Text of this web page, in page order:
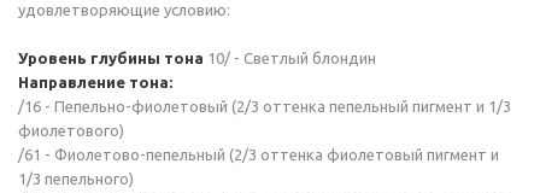
удовлетворяющие условию:
Уровень глубины тона 10/ - Светлый блондин
Направление тона:
/16 - Пепельно-фиолетовый (2/3 оттенка пепельный пигмент и 1/3
фиолетового)
/61 - Фиолетово-пепельный (2/3 оттенка фиолетовый пигмент и
1/3 пепельного)